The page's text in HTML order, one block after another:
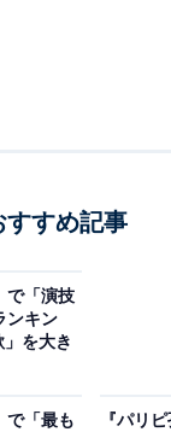
パリピ孔明」公式
さんがランクイ
グライターとし
上白石さん。
すすめ記事
で「演技
ンキン
を大き
で「最も
『パリ